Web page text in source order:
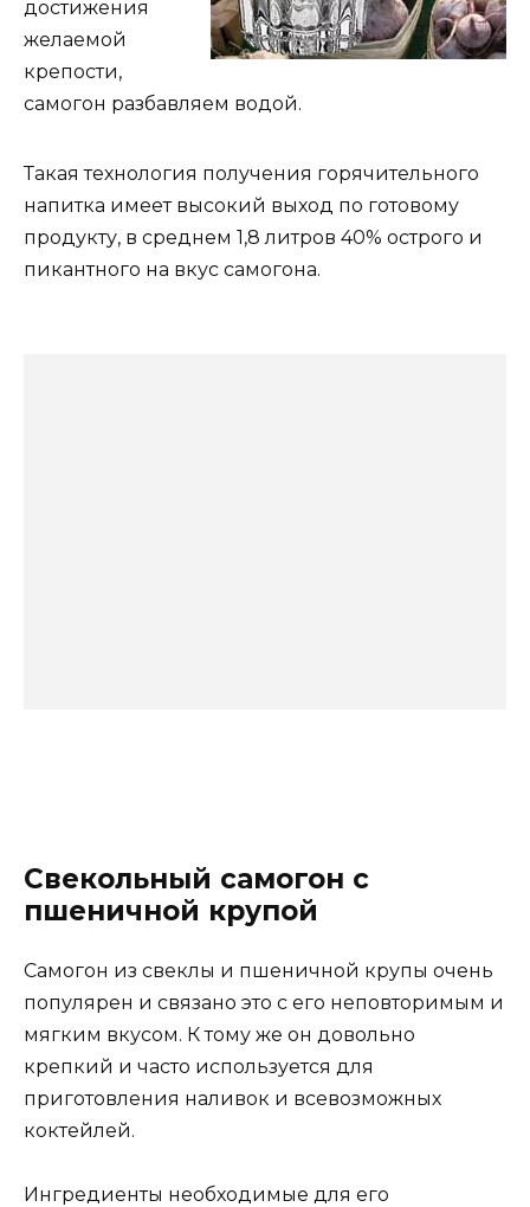
достижения
желаемой
крепости,
самогон разбавляем водой.
Такая технология получения горячительного
напитка имеет высокий выход по готовому
продукту, в среднем 1,8 литров 40% острого и
пикантного на вкус самогона.
Свекольный самогон с
пшеничной крупой
Самогон из свеклы и пшеничной крупы очень
популярен и связано это с его неповторимым и
мягким вкусом. К тому же он довольно
крепкий и часто используется для
приготовления наливок и всевозможных
коктейлей.
Ингредиенты необходимые для его